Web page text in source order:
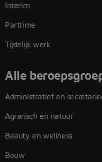
Interim
Parttime
Tijdelijk werk
Alle
Administratief en
Agrarisch en natuur
Beauty en wellness
Bouw